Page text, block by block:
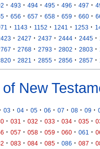
· 493 · 494 · 495 · 496 · 497 ·
· 656 · 657 · 658 · 659 · 660 ·
· 1143 · 1152 · 1241 · 1253 ·
· 2427 · 2437 · 2444 · 2445 ·
· 2768 · 2793 · 2802 · 2803 ·
· 2821 · 2855 · 2856 · 2857 ·
of New
· 03 · 04 · 05 · 06 · 07 · 08 · 09 ·
· 031 · 032 · 033 · 034 · 035 ·
· 057 · 058 · 059 · 060 · 061 ·
· 083 · 084 · 085 · 086 · 087 ·